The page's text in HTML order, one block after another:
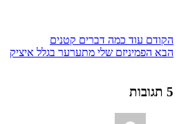
הקודם עוד כמה דברים קטנים
הבא הפמיניזם שלי מתערער בגלל איציק
5 תגובות